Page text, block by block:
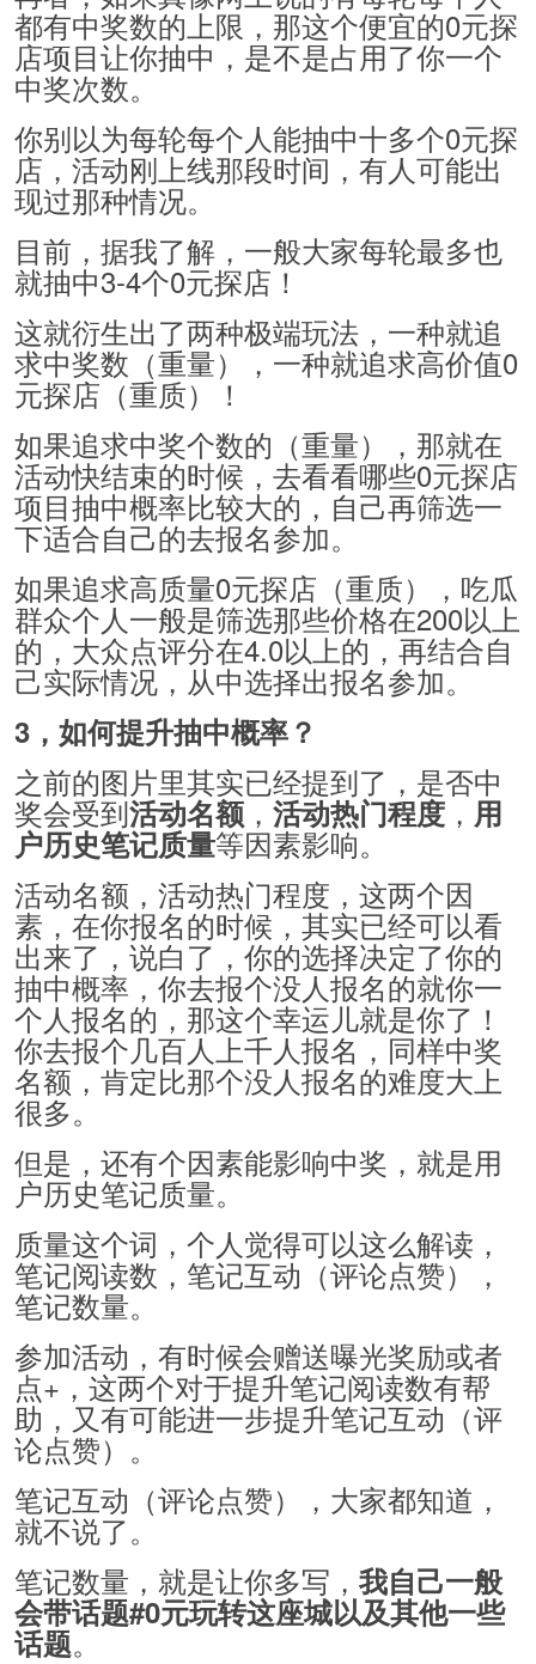
都有中奖数的上限，那这个便宜的0元探
店项目让你抽中，是不是占用了你一个
中奖次数。
你别以为每轮每个人能抽中十多个0元探
店，活动刚上线那段时间，有人可能出
现过那种情况。
目前，据我了解，一般大家每轮最多也
就抽中3-4个0元探店！
这就衍生出了两种极端玩法，一种就追
求中奖数（重量），一种就追求高价值0
元探店（重质）！
如果追求中奖个数的（重量），那就在
活动快结束的时候，去看看哪些0元探店
项目抽中概率比较大的，自己再筛选一
下适合自己的去报名参加。
如果追求高质量0元探店（重质），吃瓜
群众个人一般是筛选那些价格在200以上
的，大众点评分在4.0以上的，再结合自
己实际情况，从中选择出报名参加。
3，如何提升抽中概率？
之前的图片里其实已经提到了，是否中
奖会受到活动名额，活动热门程度，用
户历史笔记质量等因素影响。
活动名额，活动热门程度，这两个因
素，在你报名的时候，其实已经可以看
出来了，说白了，你的选择决定了你的
抽中概率，你去报个没人报名的就你一
个人报名的，那这个幸运儿就是你了！
你去报个几百人上千人报名，同样中奖
名额，肯定比那个没人报名的难度大上
很多。
但是，还有个因素能影响中奖，就是用
户历史笔记质量。
质量这个词，个人觉得可以这么解读，
笔记阅读数，笔记互动（评论点赞），
笔记数量。
参加活动，有时候会赠送曝光奖励或者
点+，这两个对于提升笔记阅读数有帮
助，又有可能进一步提升笔记互动（评
论点赞）。
笔记互动（评论点赞），大家都知道，
就不说了。
笔记数量，就是让你多写， 我自己一般
会带话题#0元玩转这座城以及其他一些
话题。